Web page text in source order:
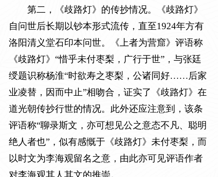
第二，《歧路灯》的传抄情况。《歧路灯》
自问世后长期以钞本形式流传，直至1924年方有
洛阳清义堂石印本问世。《上者为营窟》评语称
《歧路灯》“惜乎未付枣梨，广行于世”，与张廷
绶题识称杨淮“时欲寿之枣梨，公诸同好……后家
业凌替，因而中止”相吻合，证实了《歧路灯》在
道光朝传抄行世的情况。此外还应注意到，该条
评语称“聊录斯文，亦可想见公之意态不凡、聪明
绝人者也”，似有感慨于《歧路灯》未付枣梨，而
以时文为李海观留名之意，由此亦可见评语作者
对李海观其人其文的推崇。